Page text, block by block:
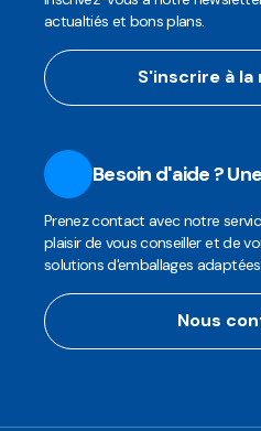
actualtiés et bons plans.
S'inscrire à
Besoin d'aide ?
Prenez contact avec notre
plaisir de vous conseiller et de
solutions d'emballages
Nous